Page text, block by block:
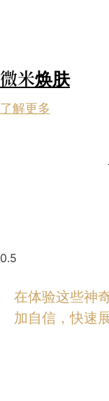
微米焕肤
了解更多
在体验这些神
加自信，快速